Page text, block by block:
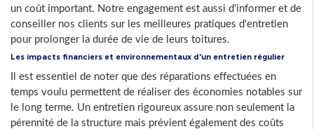
un coût important. Notre engagement est aussi d'informer et de
conseiller nos clients sur les meilleures pratiques d'entretien
pour prolonger la durée de vie de leurs toitures.
Les impacts financiers et environnementaux d'un entretien régulier
Il est essentiel de noter que des réparations effectuées en
temps voulu permettent de réaliser des économies notables sur
le long terme. Un entretien rigoureux assure non seulement la
pérennité de la structure mais prévient également des coûts